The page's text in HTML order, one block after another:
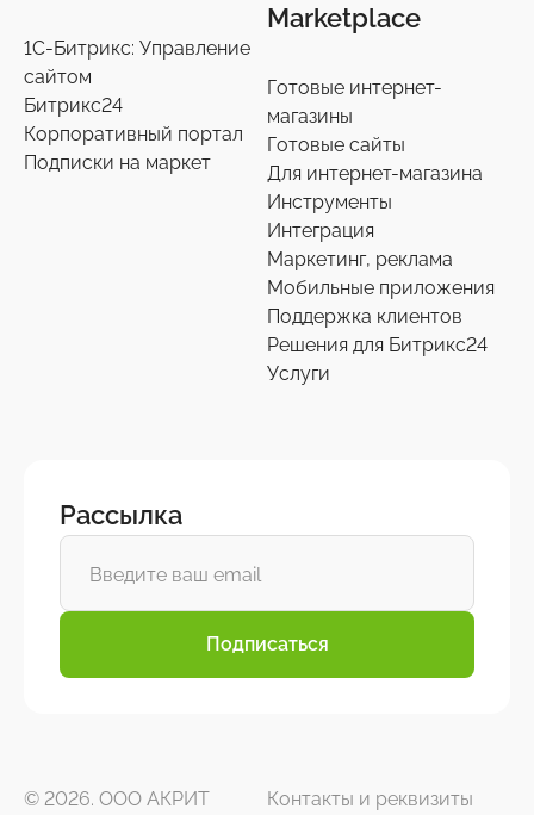
1С-Битрикс: Управление
сайтом
Битрикс24
Корпоративный портал
Подписки на маркет
Marketplace
Готовые интернет-
магазины
Готовые сайты
Для интернет-магазина
Инструменты
Интеграция
Маркетинг, реклама
Мобильные приложения
Поддержка клиентов
Решения для Битрикс24
Услуги
Рассылка
Подписаться
© 2026. ООО АКРИТ Контакты и реквизиты